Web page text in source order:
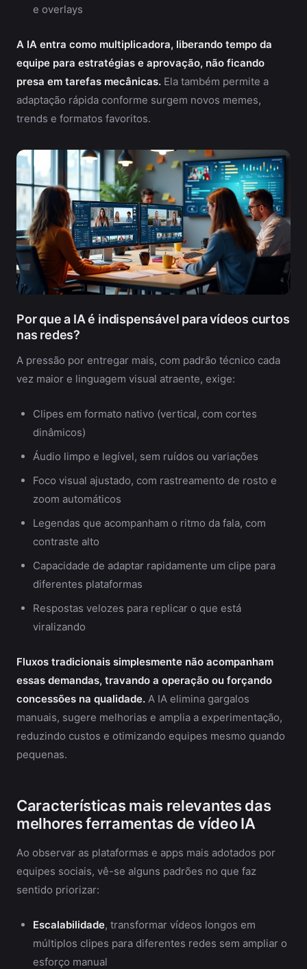
e overlays
A IA entra como multiplicadora, liberando tempo da
equipe para estratégias e aprovação, não ficando
presa em tarefas mecânicas. Ela também permite a
adaptação rápida conforme surgem novos memes,
trends e formatos favoritos.
Por que a IA é indispensável para vídeos curtos
nas redes?
A pressão por entregar mais, com padrão técnico cada
vez maior e linguagem visual atraente, exige:
Clipes em formato nativo (vertical, com cortes
dinâmicos)
Áudio limpo e legível, sem ruídos ou variações
Foco visual ajustado, com rastreamento de rosto e
zoom automáticos
Legendas que acompanham o ritmo da fala, com
contraste alto
Capacidade de adaptar rapidamente um clipe para
diferentes plataformas
Respostas velozes para replicar o que está
viralizando
Fluxos tradicionais simplesmente não acompanham
essas demandas, travando a operação ou forçando
concessões na qualidade. A IA elimina gargalos
manuais, sugere melhorias e amplia a experimentação,
reduzindo custos e otimizando equipes mesmo quando
pequenas.
Características mais relevantes das
melhores ferramentas de vídeo IA
Ao observar as plataformas e apps mais adotados por
equipes sociais, vê-se alguns padrões no que faz
sentido priorizar:
Escalabilidade, transformar vídeos longos em
múltiplos clipes para diferentes redes sem ampliar o
esforço manual